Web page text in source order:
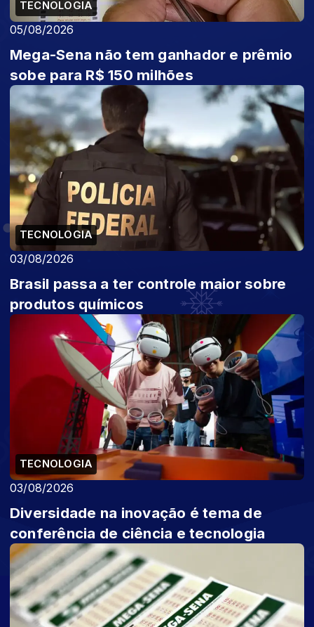
TECNOLOGIA
05/08/2026
Mega-Sena não tem ganhador e prêmio
sobe para R$ 150 milhões
TECNOLOGIA
03/08/2026
Brasil passa a ter controle maior sobre
produtos químicos
TECNOLOGIA
03/08/2026
Diversidade na inovação é tema de
conferência de ciência e tecnologia